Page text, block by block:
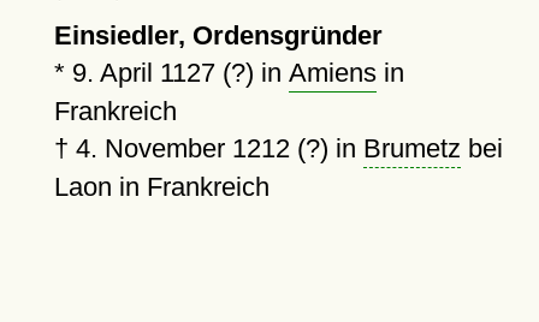
Einsiedler, Ordensgründer
* 9. April 1127 (?) in Amiensin
Frankreich
† 4. November 1212 (?) in Brumetz bei
Laon in Frankreich